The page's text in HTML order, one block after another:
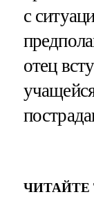
с
отец
ЧИТАЙТЕ